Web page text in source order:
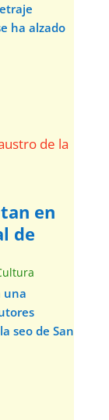
ha alzado
en
de
una
seo de San